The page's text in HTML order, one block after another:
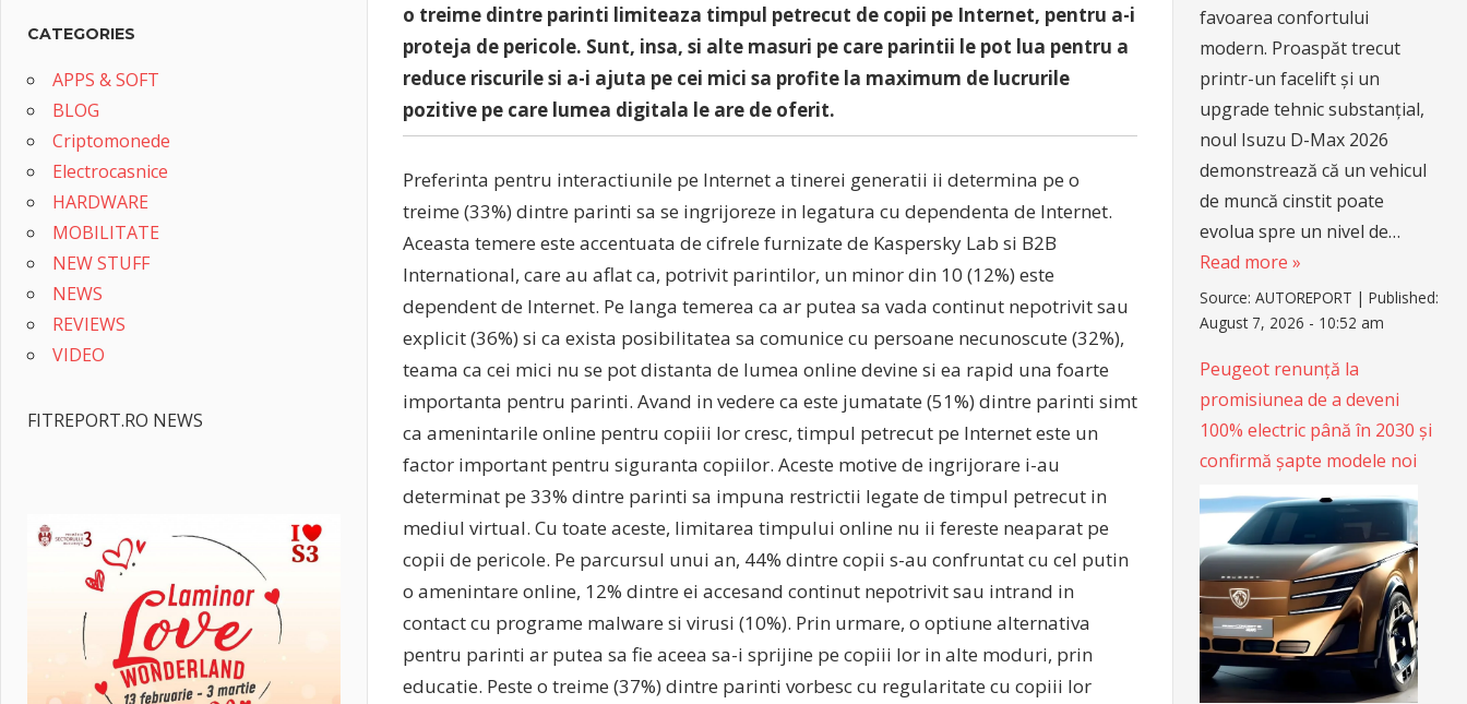
o treime dintre parinti limiteaza timpul petrecut de copii pe Internet, pentru a-i
proteja de pericole. Sunt, insa, si alte masuri pe care parintii le pot lua pentru a
reduce riscurile si a-i ajuta pe cei mici sa profite la maximum de lucrurile
pozitive pe care lumea digitala le are de oferit.
Preferinta pentru interactiunile pe Internet a tinerei generatii ii determina pe o
treime (33%) dintre parinti sa se ingrijoreze in legatura cu dependenta de Internet.
Aceasta temere este accentuata de cifrele furnizate de Kaspersky Lab si B2B
International, care au aflat ca, potrivit parintilor, un minor din 10 (12%) este
dependent de Internet. Pe langa temerea ca ar putea sa vada continut nepotrivit sau
explicit (36%) si ca exista posibilitatea sa comunice cu persoane necunoscute (32%),
teama ca cei mici nu se pot distanta de lumea online devine si ea rapid una foarte
importanta pentru parinti. Avand in vedere ca este jumatate (51%) dintre parinti simt
ca amenintarile online pentru copiii lor cresc, timpul petrecut pe Internet este un
factor important pentru siguranta copiilor. Aceste motive de ingrijorare i-au
determinat pe 33% dintre parinti sa impuna restrictii legate de timpul petrecut in
mediul virtual. Cu toate aceste, limitarea timpului online nu ii fereste neaparat pe
copii de pericole. Pe parcursul unui an, 44% dintre copii s-au confruntat cu cel putin
o amenintare online, 12% dintre ei accesand continut nepotrivit sau intrand in
contact cu programe malware si virusi (10%). Prin urmare, o optiune alternativa
pentru parinti ar putea sa fie aceea sa-i sprijine pe copiii lor in alte moduri, prin
educatie. Peste o treime (37%) dintre parinti vorbesc cu regularitate cu copiii lor
CATEGORIES
APPS & SOFT
BLOG
Criptomonede
Electrocasnice
HARDWARE
MOBILITATE
NEW STUFF
NEWS
REVIEWS
VIDEO
FITREPORT.RO NEWS
favoarea confortului
modern. Proaspăt trecut
printr-un facelift și un
upgrade tehnic substanțial,
noul Isuzu D-Max 2026
demonstrează că un vehicul
de muncă cinstit poate
evolua spre un nivel de…
Read more »
Source:AUTOREPORT |Published:
August 7, 2026 - 10:52 am
Peugeot renunță la
promisiunea de a deveni
100% electric până în 2030 și
confirmă șapte modele noi